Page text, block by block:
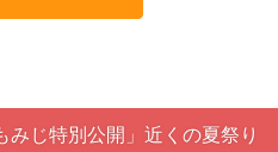
みじ特別公開」近くの夏祭り